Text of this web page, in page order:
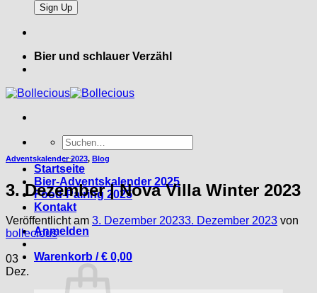
Bier und schlauer Verzähl
Suche
nach:
Startseite
Bier-Adventskalender 2025
Food-Pairing 2025
Kontakt
Anmelden
Warenkorb /€ 0,00
Adventskalender 2023, Blog
3. Dezember | Nova Villa Winter 2023
Veröffentlicht am 3. Dezember 20233. Dezember 2023 von
bollecious
03
Dez.